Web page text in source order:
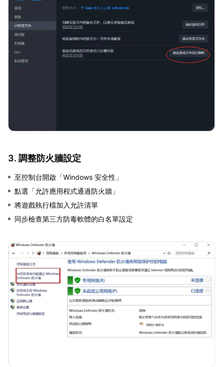
3. 調整防火牆設定
至控制台開啟「Windows 安全性」
點選「允許應用程式通過防火牆」
將遊戲執行檔加入允許清單
同步檢查第三方防毒軟體的白名單設定